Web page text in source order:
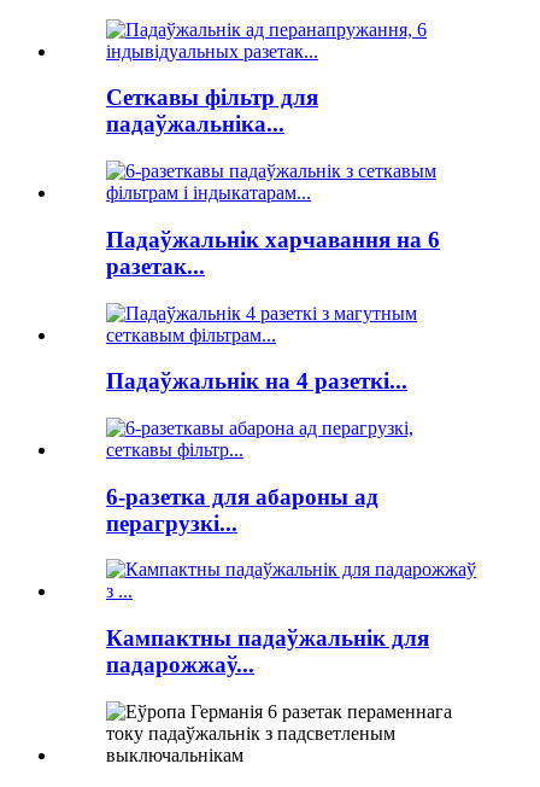
Сеткавы фільтр для
падаўжальніка...
Падаўжальнік харчавання на 6
разетак...
Падаўжальнік на 4 разеткі...
6-разетка для абароны ад
перагрузкі...
Кампактны падаўжальнік для
падарожжаў...